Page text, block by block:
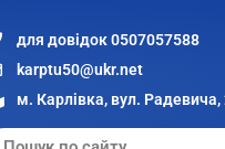
для довідок 0507057588
karptu50@ukr.net
м. Карлівка, вул. Радевича,